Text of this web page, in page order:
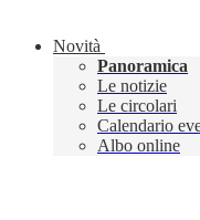
Novità
Panoramica
Le notizie
Le circolari
Calendario
Albo online